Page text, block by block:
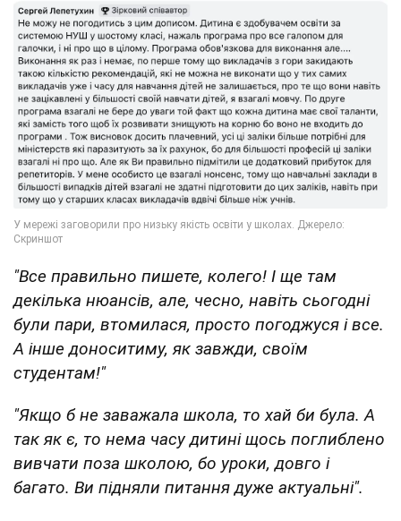
"Все правильно пишете, колего! І ще там
декілька нюансів, але, чесно, навіть сьогодні
були пари, втомилася, просто погоджуся і все.
А інше доноситиму, як завжди, своїм
студентам!"
"Якщо б не заважала школа, то хай би була. А
так як є, то нема часу дитині щось поглиблено
вивчати поза школою, бо уроки, довго і
багато. Ви підняли питання дуже актуальні".